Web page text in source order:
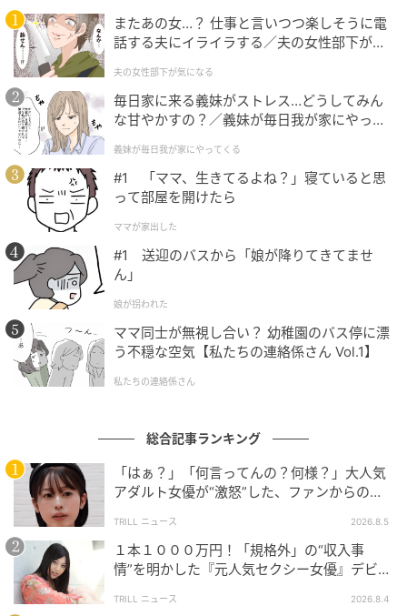
ウーマンエキサイト
ウーマンエキサイト
またあの女…？ 仕事と言いつつ楽しそうに電
話する夫にイライラする／夫の女性部下が気
夫の女性部下が気になる
毎日家に来る義妹がストレス…どうしてみん
な甘やかすの？／義妹が毎日我が家にやって
が】
義妹が毎日我が家にやってくる
#1 「ママ、生きてるよね？」寝ていると思
って部屋を開けたら
ママが家出した
#1 送迎のバスから「娘が降りてきてませ
ん」
娘が拐われた
ママ同士が無視し合い？ 幼稚園のバス停に漂
う不穏な空気【私たちの連絡係さん Vol.1】
私たちの連絡係さん
総合記事ランキング
「はぁ？」「何言ってんの？何様？」大人気
アダルト女優が“激怒”した、ファンからの
TRILL ニュース 2026.8.5
１本１０００万円！「規格外」の“収入事
情”を明かした『元人気セクシー女優』デビュ
TRILL ニュース 2026.8.4